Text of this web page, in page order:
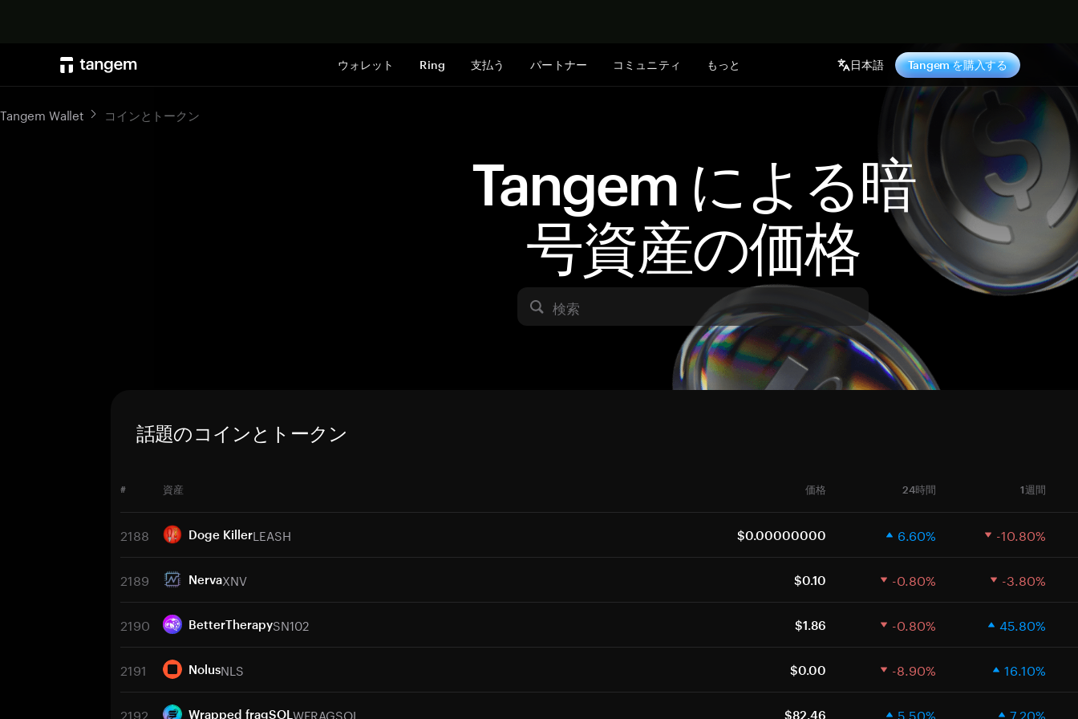
ウォレット Ring 支払う パートナー コミュニティ もっと 日本語 Tangem を購入する
Tangem による暗
号資産の価格
検索
Tangem Wallet コインとトークン
話題のコインとトークン
# 資産 価格 24時間 1週間
2188 Doge KillerLEASH $0.00000000 6.60% -10.80%
2189 NervaXNV $0.10 -0.80% -3.80%
2190 BetterTherapySN102 $1.86 -0.80% 45.80%
2191 NolusNLS $0.00 -8.90% 16.10%
2192 Wrapped fragSOL WFRAGSOL $82.46 5.50% 7.20%